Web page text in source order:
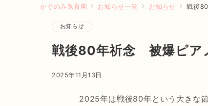
かぐのみ保育園 お知らせ一覧 お知らせ 戦後
お知らせ
戦後80年祈念 被爆ピア
2025年11月13日
2025年は戦後80年という大きな